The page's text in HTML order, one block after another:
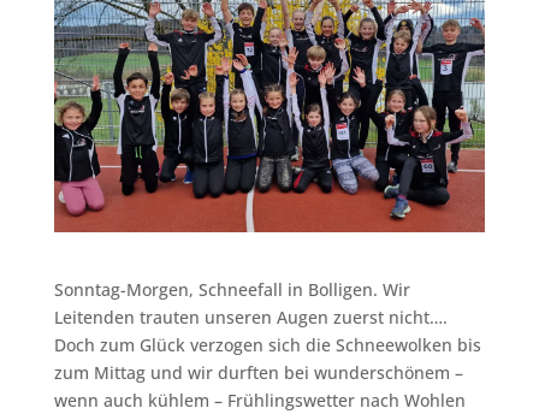
Sonntag-Morgen, Schneefall in Bolligen. Wir
Leitenden trauten unseren Augen zuerst nicht….
Doch zum Glück verzogen sich die Schneewolken bis
zum Mittag und wir durften bei wunderschönem –
wenn auch kühlem – Frühlingswetter nach Wohlen